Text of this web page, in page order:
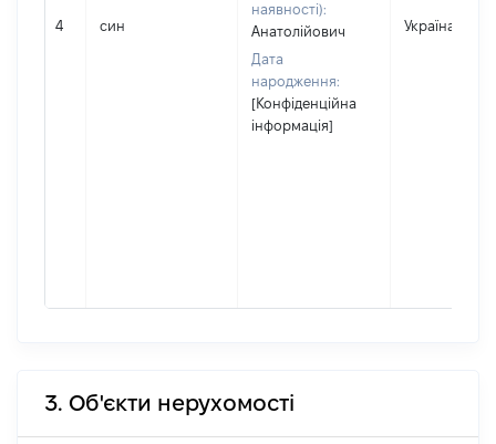
4 син
наявності):
Анатолійович
Дата
народження:
[Конфіденційна
інформація]
Україна
3. Об'єкти нерухомості